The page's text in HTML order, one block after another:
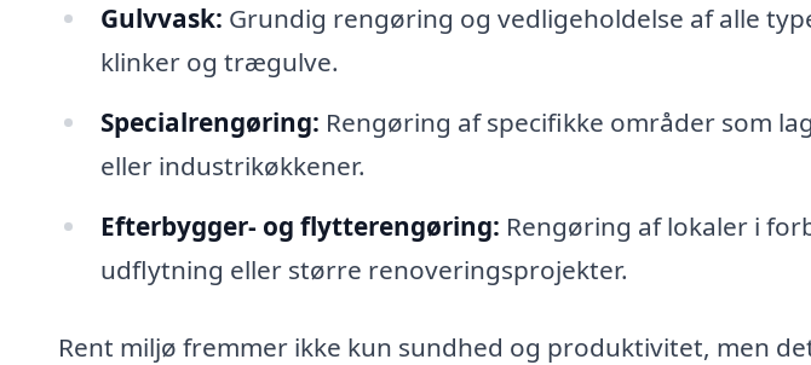
Gulvvask: Grundig rengøring og vedligeholdelse af alle
klinker og trægulve.
Specialrengøring: Rengøring af specifikke områder som
eller industrikøkkener.
Efterbygger- og flytterengøring: Rengøring af lokaler i
udflytning eller større renoveringsprojekter.
Rent miljø fremmer ikke kun sundhed og produktivitet, men